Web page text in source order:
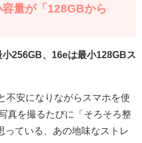
量が「128GBから
小256GB、16eは最小128GBス
不安になりながらスマホを使
真を撮るたびに「そろそろ整
っている、あの地味なストレ